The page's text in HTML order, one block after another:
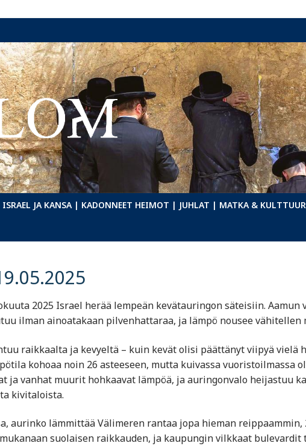
JA KANSA | KADONNEET HEIMOT | JUHLAT | MATKA &
2025 Israel herää lempeän kevätauringon säteisiin. Aamun
ilman ainoatakaan pilvenhattaraa, ja lämpö nousee
raikkaalta ja kevyeltä – kuin kevät olisi päättänyt viipyä vielä
kohoaa noin 26 asteeseen, mutta kuivassa vuoristoilmassa
ja vanhat muurit hohkaavat lämpöä, ja auringonvalo heijastuu
kivitaloista.
aurinko lämmittää Välimeren rantaa jopa hieman reippaammin,
suolaisen raikkauden, ja kaupungin vilkkaat bulevardit